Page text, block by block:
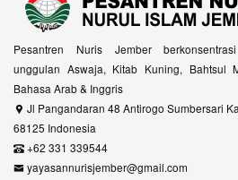
Pesantren Nuris Jember
unggulan Aswaja, Kitab Kuning, Bahtsul
Bahasa Arab & Inggris
Jl Pangandaran 48 Antirogo Sumbersari
68125 Indonesia
+62 331 339544
yayasannurisjember@gmail.com